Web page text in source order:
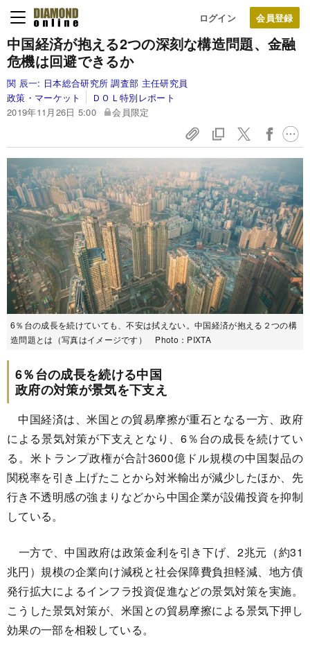
ログイン
中国経済が抱える2つの深刻な構造問題、金融
危機は回避できるか
関 辰一: 日本総合研究所 調査部 主任研究員
政策・マーケット
ＤＯＬ特別レポート
2019年11月26日 5:00
会員限定
6％台の成長を続けていても、不安は拭えない。中国経済が抱える２つの構
造問題とは（写真はイメージです） Photo：PIXTA
6％台の成長を続ける中国
政府の対策が景気を下支え
中国経済は、米国との貿易摩擦が重石となる一方、政府
による景気対策が下支えとなり、6％台の成長を続けてい
る。米トランプ政権が合計3600億ドル規模の中国製品の
関税率を引き上げたことから対米輸出が減少したほか、先
行き不透明感の強まりなどから中国企業が設備投資を抑制
している。
一方で、中国政府は政策金利を引き下げ、2兆元（約31
兆円）規模の企業向け減税と社会保障費負担軽減、地方債
発行拡大によるインフラ投資促進などの景気対策を実施。
こうした景気対策が、米国との貿易摩擦による景気下押し
効果の一部を相殺している。